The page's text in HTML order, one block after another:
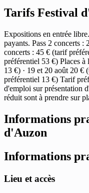
Tarifs Festival
Expositions en entrée
payants. Pass 2 concerts :
concerts : 45 € (tarif
préférentiel 53 €) Places
13 €) · 19 et 20 août 20 €
préférentiel 13 €) Tarif
d'emploi sur présentation
réduit sont à prendre sur
Informations
d'Auzon
Informations
Lieu et accès